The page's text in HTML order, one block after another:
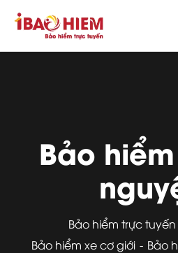
Bảo
Bảo hiểm trực tuyến
Bảo hiểm xe cơ giới
Bảo